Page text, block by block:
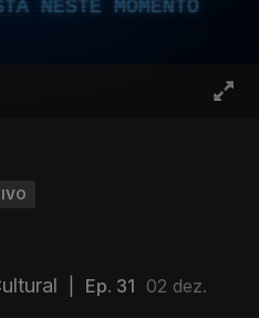
NESTE MOMENTO
Ep. 31 02 dez.